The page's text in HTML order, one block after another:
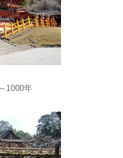
1000年